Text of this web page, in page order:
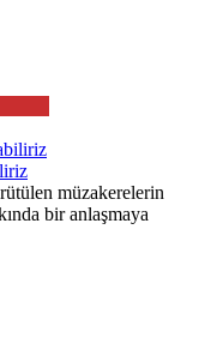
müzakerelerin
bir anlaşmaya